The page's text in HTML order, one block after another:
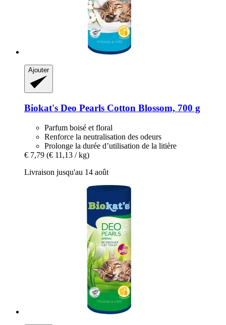
Ajouter
Biokat's Deo Pearls Cotton Blossom, 700 g
Parfum boisé et floral
Renforce la neutralisation des odeurs
Prolonge la durée d’utilisation de la litière
€ 7,79 (€ 11,13 / kg)
Livraison jusqu'au 14 août